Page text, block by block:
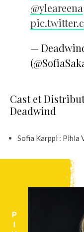
@yleareena
—
Cast et
Deadwind
Sofia Karppi : Pihla